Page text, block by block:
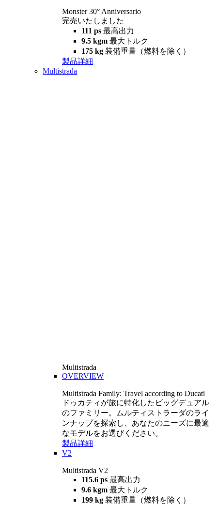
Monster 30° Anniversario
完売いたしました
111 ps 最高出力
9.5 kgm 最大トルク
175 kg 装備重量（燃料を除く）
製品詳細
Multistrada
Multistrada
OVERVIEW
Multistrada Family: Travel according to Ducati
ドゥカティが旅に特化したビッグデュアル
のファミリー。ムルティストラーダのライ
ンナップを探索し、あなたのニーズに最適
なモデルをお選びください。
製品詳細
V2
Multistrada V2
115.6 ps 最高出力
9.6 kgm 最大トルク
199 kg 装備重量（燃料を除く）